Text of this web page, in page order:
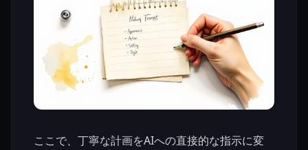
ここで、丁寧な計画をAIへの直接的な指示に変